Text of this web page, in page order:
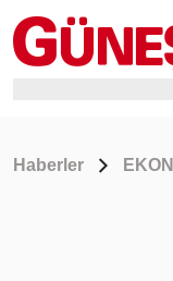
Haberler